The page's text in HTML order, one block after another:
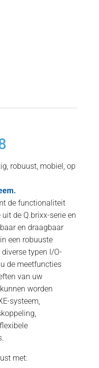
robuust, mobiel, op
de functionaliteit
de Q.brixx-serie en
en draagbaar
een robuuste
typen I/O-
de meetfuncties
van uw
worden
systeem,
met: